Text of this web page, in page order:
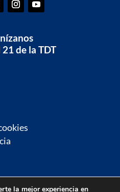
de la TDT
la mejor experiencia en